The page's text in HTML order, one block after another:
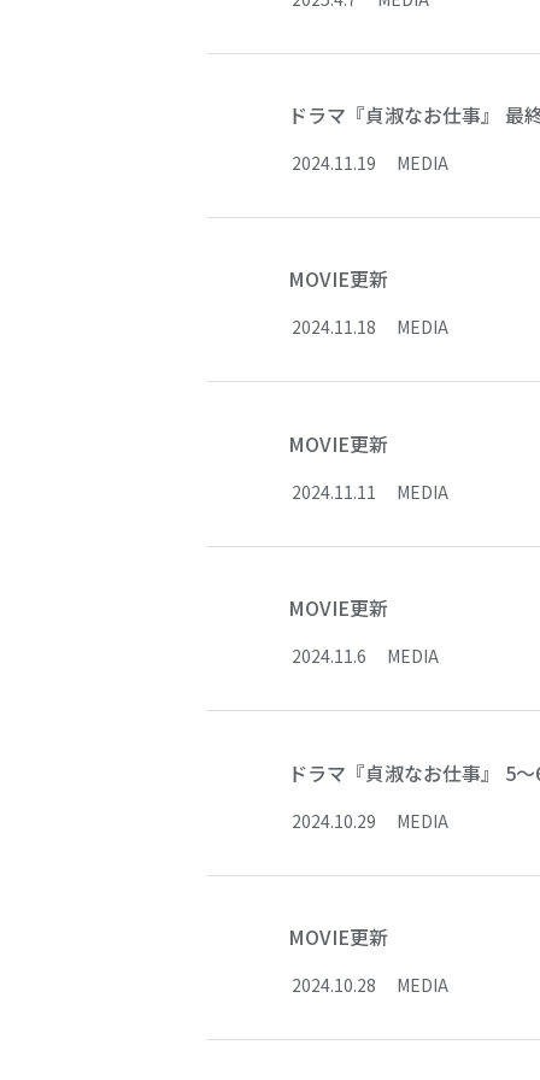
ドラマ『貞淑なお仕事』 最
2024.11 .19 MEDIA
MOVIE更新
2024.11.18 MEDIA
MOVIE更新
2024.11 .11 MEDIA
MOVIE更新
2024.11.6 MEDIA
ドラマ『貞淑なお仕事』 5
2024.10.29 MEDIA
MOVIE更新
2024.10.28 MEDIA